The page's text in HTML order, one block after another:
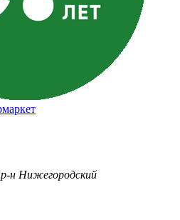
н Нижегородский